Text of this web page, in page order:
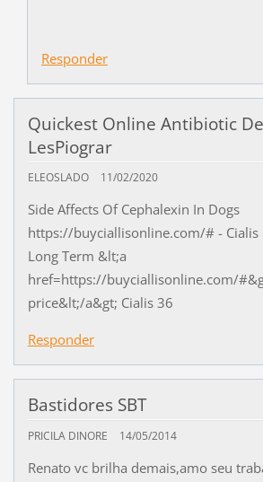
Responder
Quickest Online Antibiotic
LesPiograr
ELEOSLADO 11/02/2020
Side Affects Of Cephalexin In Dogs
https://buyciallisonline.com/# - Cialis
Long Term &lt;a
href=https://buyciallisonline.com/
price&lt;/a&gt; Cialis 36
Responder
Bastidores SBT
PRICILA DINORE 14/05/2014
Renato vc brilha demais,amo seu